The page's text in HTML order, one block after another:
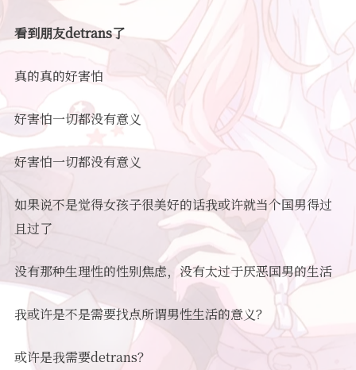
看到朋友detrans了
真的真的好害怕
好害怕一切都没有意义
好害怕一切都没有意义
如果说不是觉得女孩子很美好的话我或许就当个国男得过
且过了
没有那种生理性的性别焦虑，没有太过于厌恶国男的生活
我或许是不是需要找点所谓男性生活的意义？
或许是我需要detrans？